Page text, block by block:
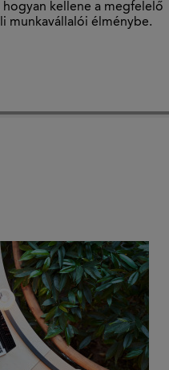
kellene a megfelelő
munkavállalói élménybe.